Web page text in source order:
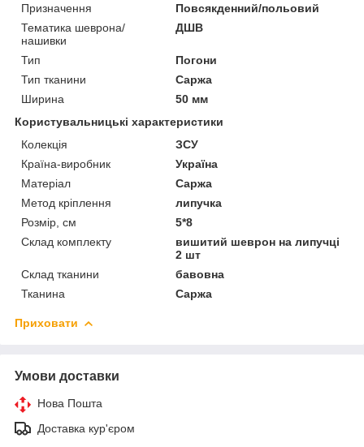
Призначення
Повсякденний/польовий
Тематика шеврона/
нашивки
ДШВ
Тип
Погони
Тип тканини
Саржа
Ширина
50 мм
Користувальницькі характеристики
Колекція
ЗСУ
Країна-виробник
Україна
Матеріал
Саржа
Метод кріплення
липучка
Розмір, см
5*8
Склад комплекту
вишитий шеврон на липучці
2 шт
Склад тканини
бавовна
Тканина
Саржа
Приховати
Умови доставки
Нова Пошта
Доставка кур'єром